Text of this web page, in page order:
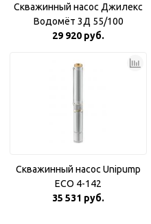
Скважинный насос Джилекс
Водомёт 3Д 55/100
29 920 руб.
Скважинный насос Unipump
ECO 4-142
35 531 руб.